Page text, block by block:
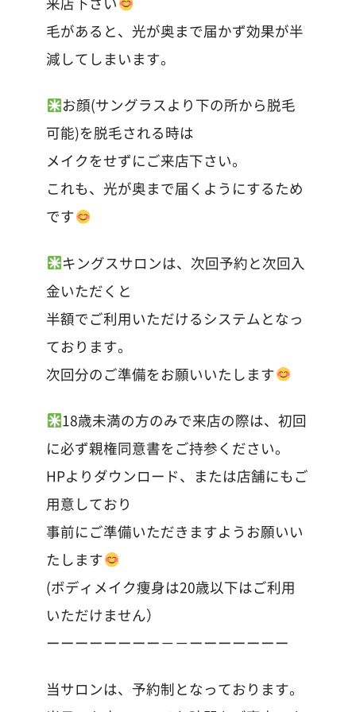
毛があると、光が奥まで届かず効果が半
減してしまいます。
お顔(サングラスより下の所から脱毛
可能)を脱毛される時は
メイクをせずにご来店下さい。
これも、光が奥まで届くようにするため
です
キングスサロンは、次回予約と次回入
金いただくと
半額でご利用いただけるシステムとなっ
ております。
次回分のご準備をお願いいたします
18歳未満の方のみで来店の際は、初回
に必ず親権同意書をご持参ください。
HPよりダウンロード、または店舗にもご
用意しており
事前にご準備いただきますようお願いい
たします
(ボディメイク痩身は20歳以下はご利用
いただけません）
ーーーーーーーー－－ーーーーーーー
当サロンは、予約制となっております。